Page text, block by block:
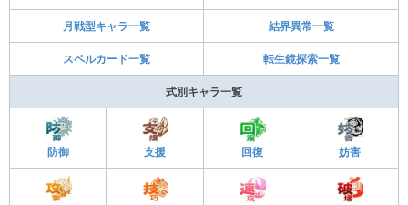
月戦型キャラ一覧 結界異常一覧
スペルカード一覧 転生鏡探索一覧
式別キャラ一覧
防御 支援 回復 妨害